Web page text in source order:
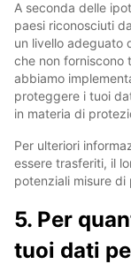
A seconda delle
paesi riconosciuti
un livello adeguato
che non forniscono
abbiamo
proteggere i tuoi
in materia di
Per ulteriori
essere trasferiti, il
potenziali misure
5. Per
tuoi dati